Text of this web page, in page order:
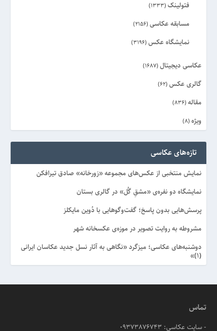
فتولینک (1333)
مسابقه عکاسی (2156)
نمایشگاه عکس (3196)
عکاسی دیجیتال (1687)
گالری عکس (62)
مقاله (836)
ویژه (8)
تازه‌های عکاسی
نمایش منتخبی از عکس‌های مجموعه «زورخانه» صادق تیرافکن
نمایشگاه دو نفره‌ی «مشقِ گُل» در گالری بستان
پرسش‌هایی بدون پاسخ؛ گفت‌وگوهایی با دُوین مایکلز
مشروطه به روایت تصویر در موزه‌ی عکسخانه شهر
دوشنبه‌های عکاسی؛ میزگرد «نگاهی به آثار نسل جدید عکاسان ایرانی
(۱)»
تماس
- سایت عکاسی: 09373876743